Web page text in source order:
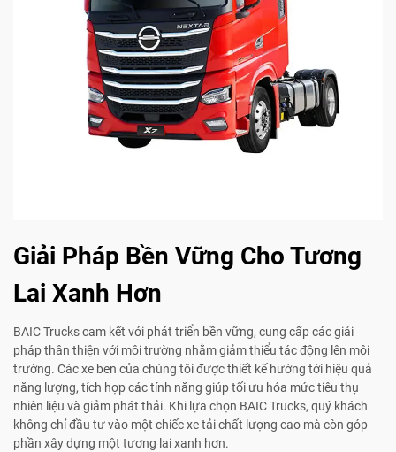
Giải Pháp Bền Vững Cho Tương
Lai Xanh Hơn
BAIC Trucks cam kết với phát triển bền vững, cung cấp các giải
pháp thân thiện với môi trường nhằm giảm thiểu tác động lên môi
trường. Các xe ben của chúng tôi được thiết kế hướng tới hiệu quả
năng lượng, tích hợp các tính năng giúp tối ưu hóa mức tiêu thụ
nhiên liệu và giảm phát thải. Khi lựa chọn BAIC Trucks, quý khách
không chỉ đầu tư vào một chiếc xe tải chất lượng cao mà còn góp
phần xây dựng một tương lai xanh hơn.